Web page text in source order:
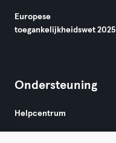
Europese
toegankelijkheidswet 2025
Ondersteuning
Helpcentrum